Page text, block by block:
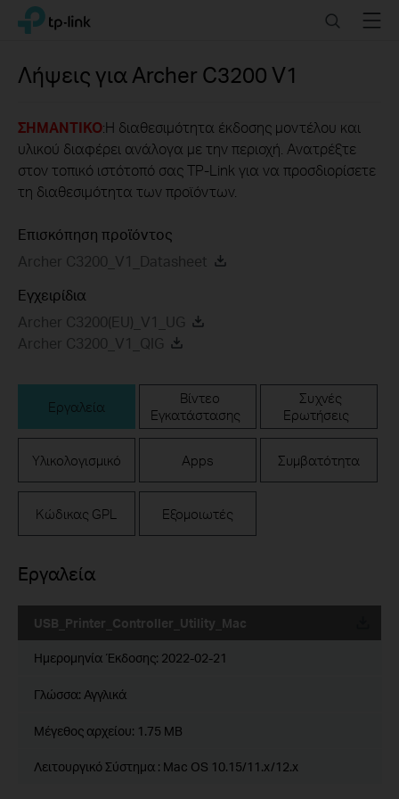
Click
navigation
TP-Link, Reliably Smart SearchMenu
Λήψεις γιαArcher C3200 V1
ΣΗΜΑΝΤΙΚΟ:Η διαθεσιμότητα έκδοσης μοντέλου και
υλικού διαφέρει ανάλογα με την περιοχή. Ανατρέξτε
στον τοπικό ιστότοπό σας TP-Link για να προσδιορίσετε
τη διαθεσιμότητα των προϊόντων.
Επισκόπηση προϊόντος
Archer C3200_V1_Datasheet
Εγχειρίδια
Archer C3200(EU)_V1_UG
Archer C3200_V1_QIG
Εργαλεία
Βίντεο
Εγκατάστασης
Συχνές
Ερωτήσεις
Υλικολογισμικό Apps Συμβατότητα
Κώδικας GPL Εξομοιωτές
Εργαλεία
USB_Printer_Controller_Utility_Mac
Ημερομηνία Έκδοσης: 2022-02-21
Γλώσσα: Αγγλικά
Μέγεθος αρχείου: 1.75 MB
Λειτουργικό Σύστημα : Mac OS 10.15/11.x/12.x